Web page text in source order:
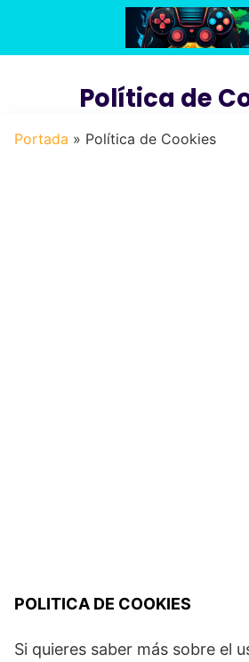
contenido
Política de
Portada » Política de Cookies
POLITICA DE COOKIES
Si quieres saber más sobre el